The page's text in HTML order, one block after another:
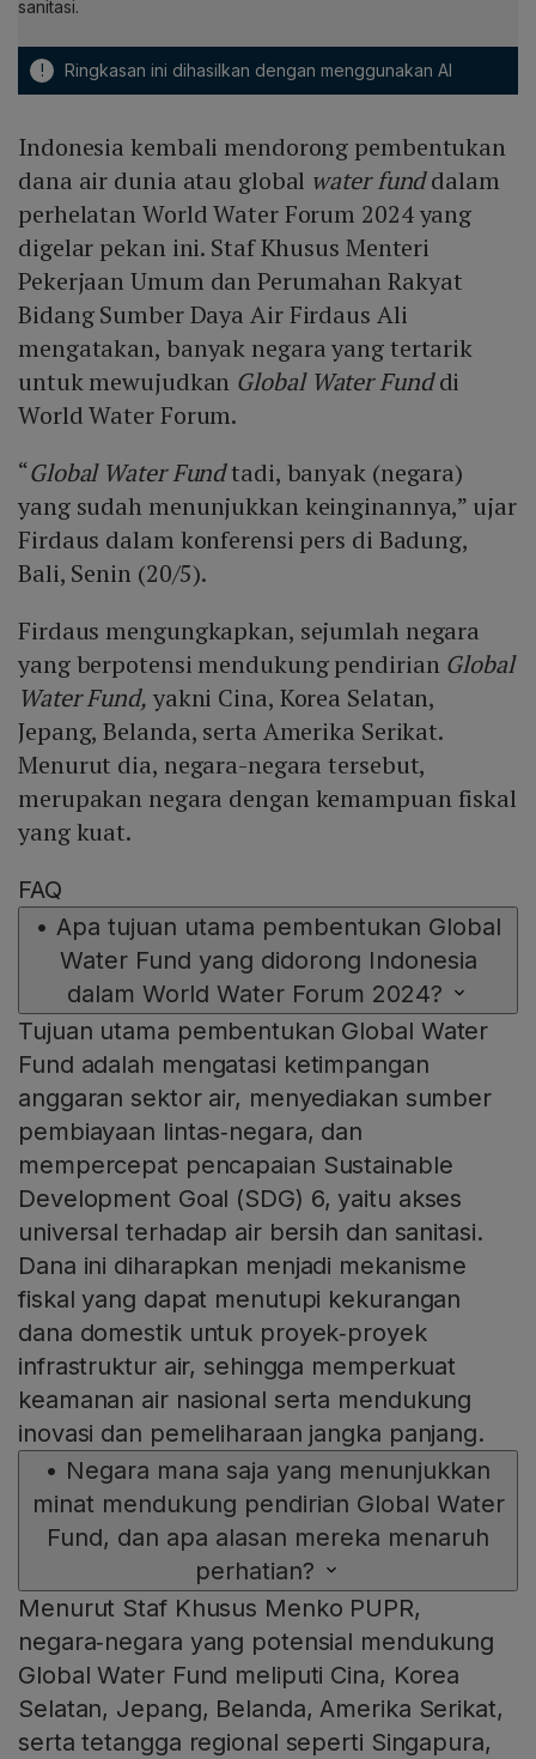
sanitasi.
! Ringkasan ini dihasilkan dengan menggunakan AI
Indonesia kembali mendorong pembentukan
dana air dunia atau global water funddalam
perhelatan World Water Forum 2024 yang
digelar pekan ini. Staf Khusus Menteri
Pekerjaan Umum dan Perumahan Rakyat
Bidang Sumber Daya Air Firdaus Ali
mengatakan, banyak negara yang tertarik
untuk mewujudkan Global Water Funddi
World Water Forum.
“Global Water Fundtadi, banyak (negara)
yang sudah menunjukkan keinginannya,” ujar
Firdaus dalam konferensi pers di Badung,
Bali, Senin (20/5).
Firdaus mengungkapkan, sejumlah negara
yang berpotensi mendukung pendirian Global
Water Fund, yakni Cina, Korea Selatan,
Jepang, Belanda, serta Amerika Serikat.
Menurut dia, negara-negara tersebut,
merupakan negara dengan kemampuan fiskal
yang kuat.
FAQ
• Apa tujuan utama pembentukan Global
Water Fund yang didorong Indonesia
dalam World Water Forum 2024?
Tujuan utama pembentukan Global Water
Fund adalah mengatasi ketimpangan
anggaran sektor air, menyediakan sumber
pembiayaan lintas‑negara, dan
mempercepat pencapaian Sustainable
Development Goal (SDG) 6, yaitu akses
universal terhadap air bersih dan sanitasi.
Dana ini diharapkan menjadi mekanisme
fiskal yang dapat menutupi kekurangan
dana domestik untuk proyek‑proyek
infrastruktur air, sehingga memperkuat
keamanan air nasional serta mendukung
inovasi dan pemeliharaan jangka panjang.
• Negara mana saja yang menunjukkan
minat mendukung pendirian Global Water
Fund, dan apa alasan mereka menaruh
perhatian?
Menurut Staf Khusus Menko PUPR,
negara‑negara yang potensial mendukung
Global Water Fund meliputi Cina, Korea
Selatan, Jepang, Belanda, Amerika Serikat,
serta tetangga regional seperti Singapura,